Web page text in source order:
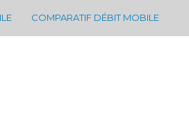
COMPARATIF DÉBIT MOBILE